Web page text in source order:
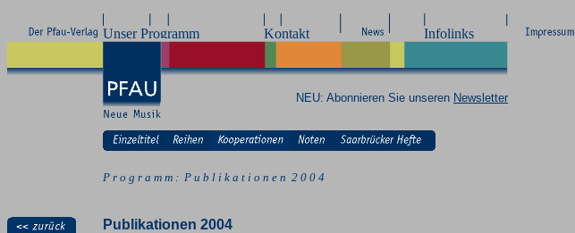
NEU: Abonnieren Sie unseren Newsletter
P r o g r a m m : P u b l i k a t i o n e n 2 0 0 4
Publikationen 2004